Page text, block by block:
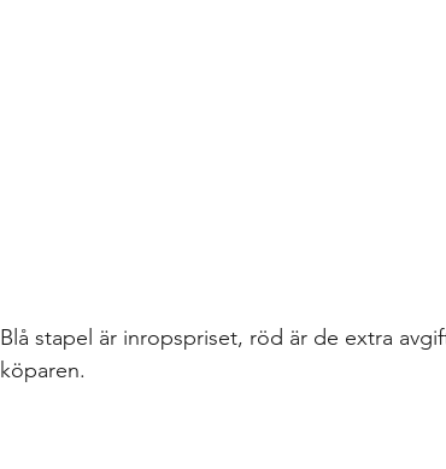
Blå stapel är inropspriset, röd är de extra
köparen.